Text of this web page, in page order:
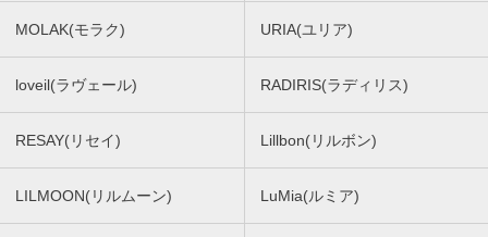
MOLAK(モラク) URIA(ユリア)
loveil(ラヴェール) RADIRIS(ラディリス)
RESAY(リセイ) Lillbon(リルボン)
LILMOON(リルムーン) LuMia(ルミア)